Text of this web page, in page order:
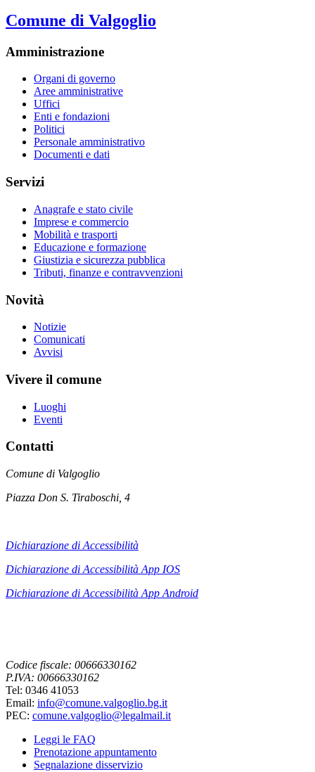
Comune di Valgoglio
Amministrazione
Organi di governo
Aree amministrative
Uffici
Enti e fondazioni
Politici
Personale amministrativo
Documenti e dati
Servizi
Anagrafe e stato civile
Imprese e commercio
Mobilità e trasporti
Educazione e formazione
Giustizia e sicurezza pubblica
Tributi, finanze e contravvenzioni
Novità
Notizie
Comunicati
Avvisi
Vivere il comune
Luoghi
Eventi
Contatti
Comune di Valgoglio
Piazza Don S. Tiraboschi, 4
Dichiarazione di Accessibilità
Dichiarazione di Accessibilità App IOS
Dichiarazione di Accessibilità App Android
Codice fiscale: 00666330162
P.IVA: 00666330162
Tel: 0346 41053
Email: info@comune.valgoglio.bg.it
PEC: comune.valgoglio@legalmail.it
Leggi le FAQ
Prenotazione appuntamento
Segnalazione disservizio